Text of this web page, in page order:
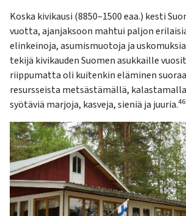
Koska kivikausi (8850–1500 eaa.) kesti
vuotta, ajanjaksoon mahtui paljon
elinkeinoja, asumismuotoja ja
tekijä kivikauden Suomen asukkaille
riippumatta oli kuitenkin eläminen
resursseista metsästämällä,
syötäviä marjoja, kasveja, sieniä ja juuria.46